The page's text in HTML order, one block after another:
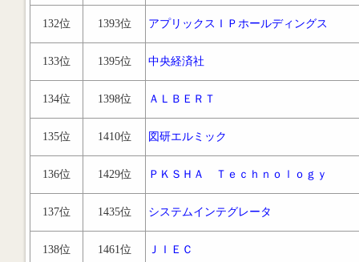
132位 1393位 アプリックスＩＰホールディングス
133位 1395位 中央経済社
134位 1398位 ＡＬＢＥＲＴ
135位 1410位 図研エルミック
136位 1429位 ＰＫＳＨＡ Ｔｅｃｈｎｏｌｏｇｙ
137位 1435位 システムインテグレータ
138位 1461位 ＪＩＥＣ